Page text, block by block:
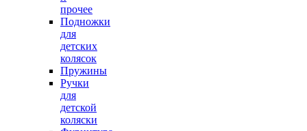
прочее
Подножки
для
детских
колясок
Пружины
Ручки
для
детской
коляски